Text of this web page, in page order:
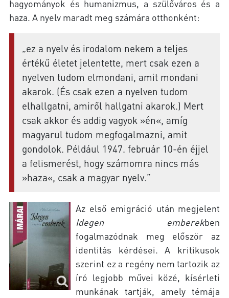
hagyományok és humanizmus, a szülőváros és a
haza. A nyelv maradt meg számára otthonként:
„ez a nyelv és irodalom nekem a teljes
értékű életet jelentette, mert csak ezen a
nyelven tudom elmondani, amit mondani
akarok. (És csak ezen a nyelven tudom
elhallgatni, amiről hallgatni akarok.) Mert
csak akkor és addig vagyok »én«, amíg
magyarul tudom megfogalmazni, amit
gondolok. Például 1947. február 10-én éjjel
a felismerést, hogy számomra nincs más
»haza«, csak a magyar nyelv.”
Az első emigráció után megjelent
Idegen emberekben
fogalmazódnak meg először az
identitás kérdései. A kritikusok
szerint ez a regény nem tartozik az
író legjobb művei közé, kísérleti
munkának tartják, amely témája